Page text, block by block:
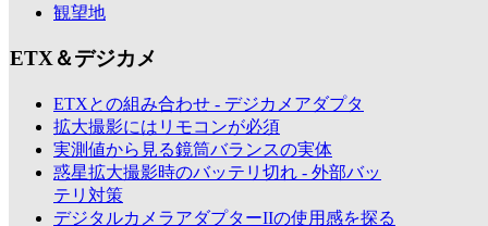
観望地
ETX＆デジカメ
ETXとの組み合わせ - デジカメアダプタ
拡大撮影にはリモコンが必須
実測値から見る鏡筒バランスの実体
惑星拡大撮影時のバッテリ切れ - 外部バッ
テリ対策
デジタルカメラアダプターIIの使用感を探る